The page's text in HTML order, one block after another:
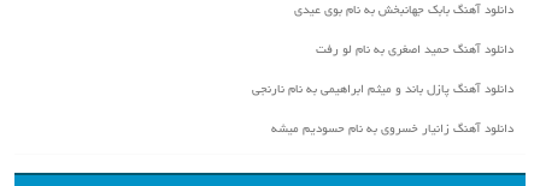
دانلود آهنگ بابک جهانبخش به نام بوی عیدی
دانلود آهنگ حمید اصغری به نام لو رفت
دانلود آهنگ پازل باند و میثم ابراهیمی به نام نارنجی
دانلود آهنگ زانیار خسروی به نام حسودیم میشه